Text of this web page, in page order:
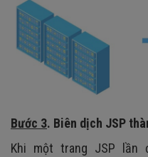
Bước 3. Biên dịch JSP
Khi một trang JSP lần